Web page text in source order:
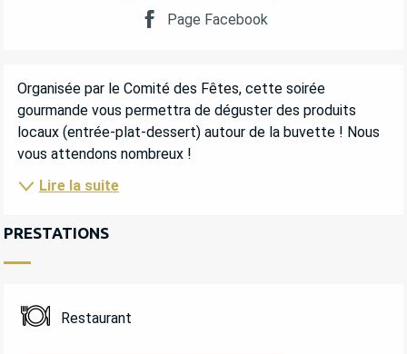
Page Facebook
DESCRIPTION
Organisée par le Comité des Fêtes, cette soirée
gourmande vous permettra de déguster des produits
locaux (entrée-plat-dessert) autour de la buvette ! Nous
vous attendons nombreux !
Lire la suite
PRESTATIONS
Restaurant